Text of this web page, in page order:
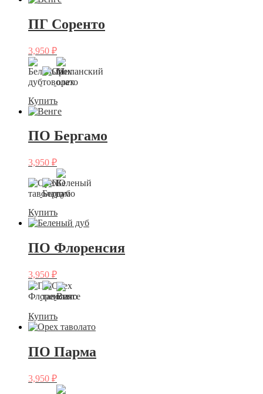
ПГ Соренто
3,950 ₽
Купить
ПО Бергамо
3,950 ₽
Купить
ПО Флоренсия
3,950 ₽
Купить
ПО Парма
3,950 ₽